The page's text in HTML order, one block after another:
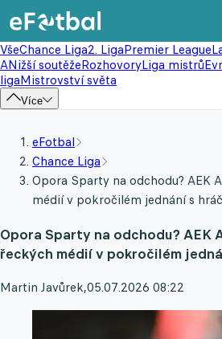
VšeChance Liga2. LigaPremier League
ANižší soutěžeRozhovoryLiga mistrů
ligaMistrovství světa
Více
eFotbal
Chance Liga
Opora Sparty na odchodu? AEK
médií v pokročilém jednání s
Opora Sparty na odchodu? AEK
řeckých médií v pokročilém
Martin Javůrek,05.07.2026 08:22